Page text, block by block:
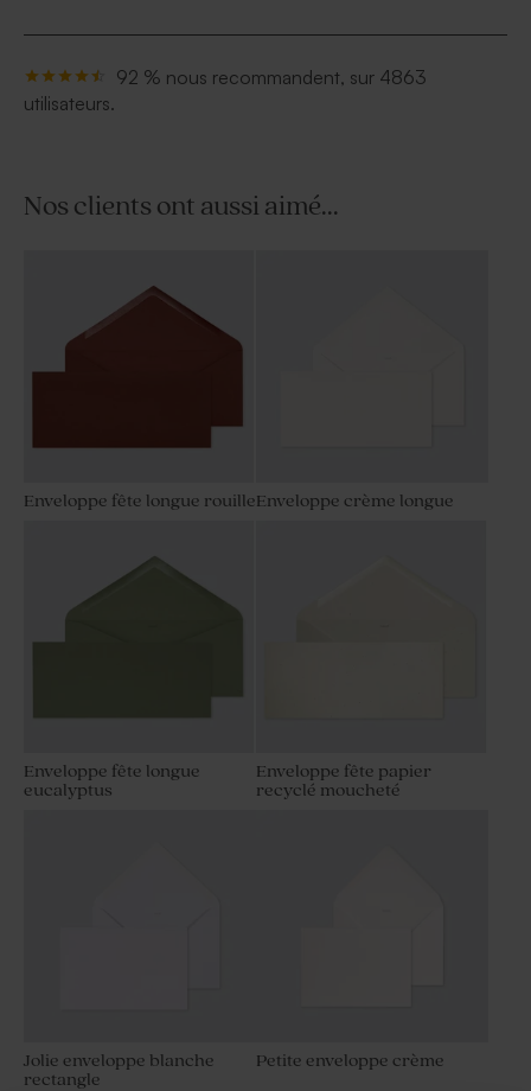
92 % nous recommandent, sur 4863
utilisateurs.
Nos clients ont aussi aimé...
Enveloppe fête longue rouilleEnveloppe crème longue
Enveloppe fête longue
eucalyptus
Enveloppe fête papier
recyclé moucheté
Jolie enveloppe blanche
rectangle
Petite enveloppe crème